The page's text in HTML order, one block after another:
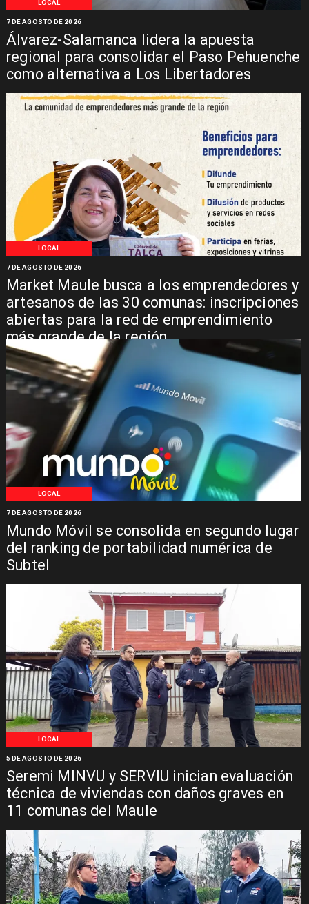
LOCAL
Álvarez-Salamanca lidera la apuesta
regional para consolidar el Paso Pehuenche
como alternativa a Los Libertadores
7 DE AGOSTO DE 2026
LOCAL
Market Maule busca a los emprendedores y
artesanos de las 30 comunas: inscripciones
abiertas para la red de emprendimiento
más grande de la región
7 DE AGOSTO DE 2026
LOCAL
Mundo Móvil se consolida en segundo lugar
del ranking de portabilidad numérica de
Subtel
7 DE AGOSTO DE 2026
LOCAL
Seremi MINVU y SERVIU inician evaluación
técnica de viviendas con daños graves en
11 comunas del Maule
5 DE AGOSTO DE 2026